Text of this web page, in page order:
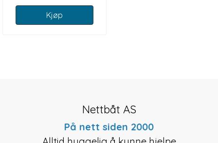
Kjøp
Nettbåt AS
På nett siden 2000